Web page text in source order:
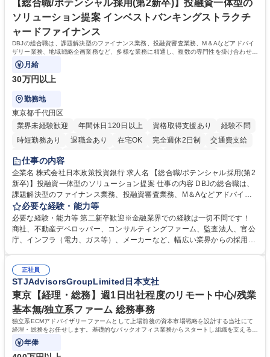
社員から頼られる存在になることができます。平均19:30の退勤以降の業
務の持ち帰りも禁止されており、メリハリのある働き方となります。 学
歴・資格 学歴：大学院 大学 高専 短大 語学力： 資格：
【総合職/ポテンシャル採用(第2新卒)】投融資一体型の
ソリューション提案 インベストバンキングストラクチ
ャードファイナンス
DBJの総合職は、課題解決型のファイナンス業務、投融資審査業務、M＆Aなどアドバイ
ザリー業務、地域戦略企画業務など、多様な業務に精通し、複数の専門性を掛け合わせて
広く社会に貢献していく職種です。
月給
30万円以上
勤務地
東京都千代田区
業界未経験歓迎
年間休日120日以上 資格取得支援あり
経験不問
時短勤務あり
退職金あり 在宅OK 完全週休2日制
交通費支給
駅近5分以内
食事補助あり
託児所あり
仕事の内容
企業名 株式会社日本政策投資銀行 求人名 【総合職/ポテンシャル採用(第2
新卒)】投融資一体型のソリューション提案 仕事の内容 DBJの総合職は、
課題解決型のファイナンス業務、投融資審査業務、M＆Aなどアドバイザ
リー業務、地域戦略企画業務など、多様な業務に精通し、複数の専門性を
掛け合わせて広く社会に貢献していく職種です。 入社後は、横断的なロー
テーションを経て適性や専門性に応じたキャリアを形成していただきま
す。総合職として入社いただき、下記いずれかの部門でご活躍いただきま
ート・ナレッジ業務 ※それぞれの業務内容に関しては、別途その他労働条
件備考欄に記載 募集職種 【総合職/ポテンシャル採用(第2新卒)】投融資一
体型のソリューション提案
必要な経験・能力等
必要な経験・能力等 第二新卒歓迎※金融業界での経験は一切不問です！
商社、不動産デベロッパー、コンサルティングファーム、監査法人、官公
庁、インフラ（電力、ガス等）、メーカーなど、幅広い業界からの採用実
く高い志を併せもった人材を求めています。ポテンシャル採用（第2新
卒）では、金融業界での経験や知識を問いません。新たな時代を見据え
て、複雑化する社会課題の解決に向けて先鞭をつける役割を担いたい、と
いう気概をお持ちの方を心待ちにしています。 学歴・資格 学歴：大学院
大学 語学力： 資格：
正社員
STJAdvisorsGroupLimited日本支社
東京【経理・総務】週1日出社程度のリモート中心/残業
基本無/独立系ファーム 総務事務
独立系ECMアドバイザリーファームとして上場前後の資本市場戦略を設計する当社にて
経理・総務をお任せします。基礎的なバックオフィス業務からスタートし組織を支える専
任担当として広く活躍できる環境です。
年俸